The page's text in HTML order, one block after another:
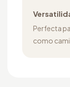
Perfecta
como